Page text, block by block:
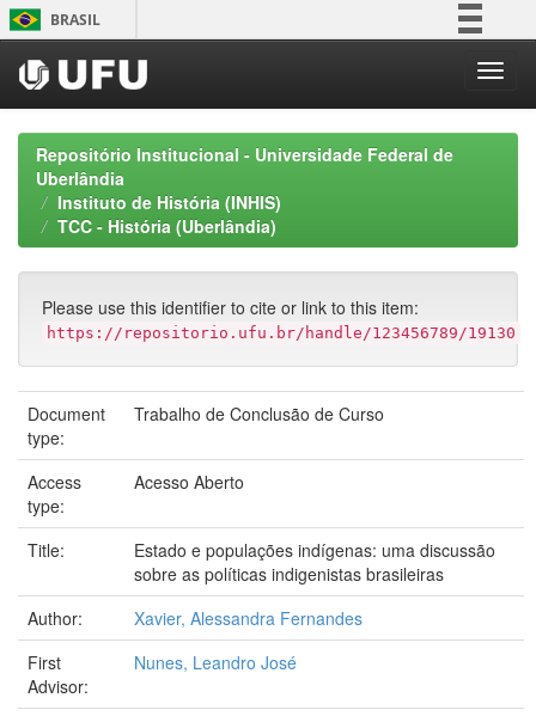
Skip
navigation
BRASIL
Participe
Acesso à informação
Repositório Institucional - Universidade Federal de
Uberlândia
Instituto de História (INHIS)
TCC - História (Uberlândia)
Please use this identifier to cite or link to this item:
https://repositorio.ufu.br/handle/123456789/19130
Document
type:
Trabalho de Conclusão de Curso
Access
type:
Acesso Aberto
Title:
Estado e populações indígenas: uma discussão
sobre as políticas indigenistas brasileiras
Author:
Xavier, Alessandra Fernandes
First
Advisor:
Nunes, Leandro José